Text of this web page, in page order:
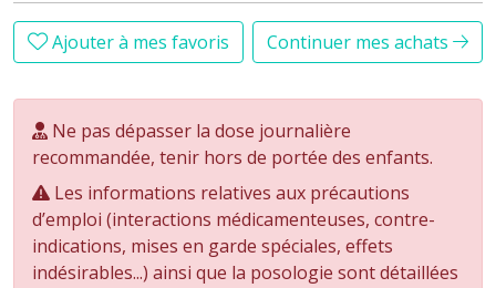
Ajouter à mes favoris Continuer mes achats
Ne pas dépasser la dose journalière
recommandée, tenir hors de portée des enfants.
Les informations relatives aux précautions
d’emploi (interactions médicamenteuses, contre-
indications, mises en garde spéciales, effets
indésirables...) ainsi que la posologie sont détaillées